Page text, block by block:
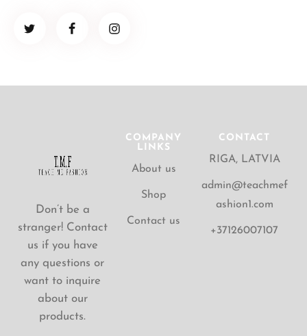
Don’t be a
stranger! Contact
us if you have
any questions or
want to inquire
about our
products.
COMPANY
LINKS
About us
Shop
Contact us
CONTACT
RIGA, LATVIA
admin@teachmef
ashion1.com
+37126007107